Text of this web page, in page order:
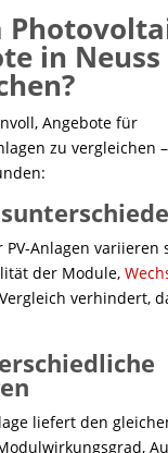
in Neuss
Angebote für
zu vergleichen
PV-Anlagen variieren
der Module,
verhindert,
liefert den